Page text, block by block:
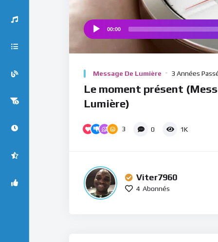
Player
00:00
Message De Lumière 3 Années
Le moment présent
Lumière)
3 0 1K
Viter7960
4 Abonnés